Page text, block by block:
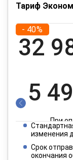
Тариф Эконом
- 40%
32
5
При
2
изменения
Срок
окончания